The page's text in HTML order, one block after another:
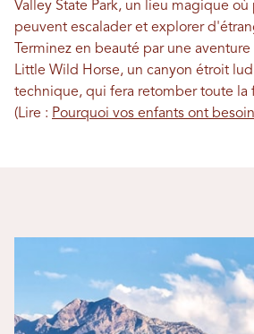
Valley State Park, un lieu magique
peuvent escalader et explorer
Terminez en beauté par une
Little Wild Horse, un canyon étroit
technique, qui fera retomber toute la
(Lire : Pourquoi vos enfants ont